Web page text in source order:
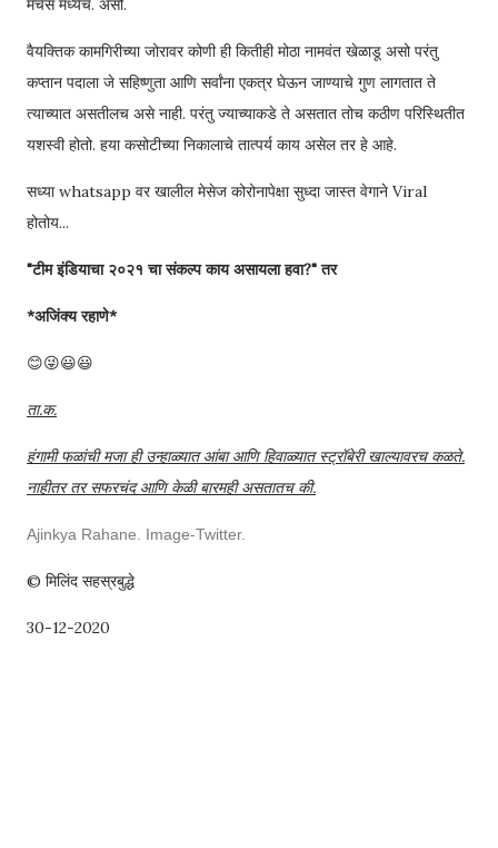
मॅचेस मध्येच. असो.
वैयक्तिक कामगिरीच्या जोरावर कोणी ही कितीही मोठा नामवंत खेळाडू असो परंतु
कप्तान पदाला जे सहिष्णुता आणि सर्वांना एकत्र घेऊन जाण्याचे गुण लागतात ते
त्याच्यात असतीलच असे नाही. परंतु ज्याच्याकडे ते असतात तोच कठीण परिस्थितीत
यशस्वी होतो. हया कसोटीच्या निकालाचे तात्पर्य काय असेल तर हे आहे.
सध्या whatsapp वर खालील मेसेज कोरोनापेक्षा सुध्दा जास्त वेगाने Viral
होतोय...
"टीम इंडियाचा २०२१ चा संकल्प काय असायला हवा?" तर
*अजिंक्य रहाणे*
😊😜😃😃
ता.क.
हंगामी फळांची मजा ही उन्हाळ्यात आंबा आणि हिवाळ्यात स्ट्रॉबेरी खाल्यावरच कळते.
नाहीतर तर सफरचंद आणि केळी बारमही असतातच की.
Ajinkya Rahane. Image-Twitter.
© मिलिंद सहस्रबुद्धे
30-12-2020